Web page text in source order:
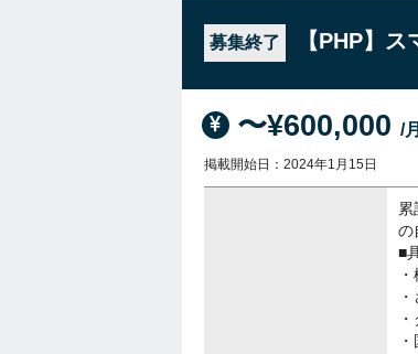
募集終了 【PHP】
〜¥600,000 /月
掲載開始日：2024年1月15日
の
■